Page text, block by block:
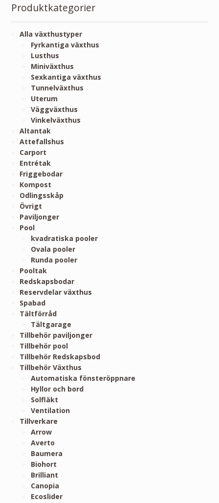
Produktkategorier
Alla växthustyper
Fyrkantiga växthus
Lusthus
Miniväxthus
Sexkantiga växthus
Tunnelväxthus
Uterum
Väggväxthus
Vinkelväxthus
Altantak
Attefallshus
Carport
Entrétak
Friggebodar
Kompost
Odlingsskåp
Övrigt
Paviljonger
Pool
kvadratiska pooler
Ovala pooler
Runda pooler
Pooltak
Redskapsbodar
Reservdelar växthus
Spabad
Tältförråd
Tältgarage
Tillbehör paviljonger
Tillbehör pool
Tillbehör Redskapsbod
Tillbehör Växthus
Automatiska fönsteröppnare
Hyllor och bord
Solfläkt
Ventilation
Tillverkare
Arrow
Averto
Baumera
Biohort
Brilliant
Canopia
Ecoslider